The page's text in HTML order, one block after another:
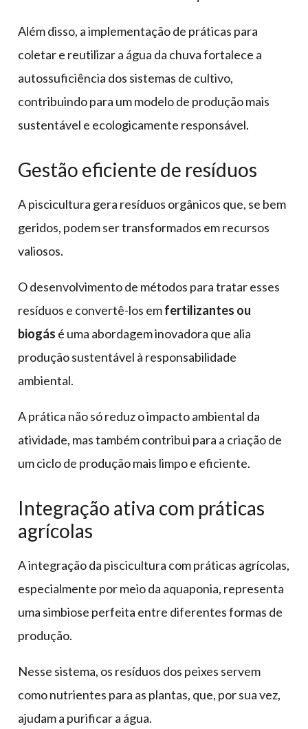
Além disso, a implementação de práticas para
coletar e reutilizar a água da chuva fortalece a
autossuficiência dos sistemas de cultivo,
contribuindo para um modelo de produção mais
sustentável e ecologicamente responsável.
Gestão eficiente de resíduos
A piscicultura gera resíduos orgânicos que, se bem
geridos, podem ser transformados em recursos
valiosos.
O desenvolvimento de métodos para tratar esses
resíduos e convertê-los emfertilizantes ou
biogás é uma abordagem inovadora que alia
produção sustentável à responsabilidade
ambiental.
A prática não só reduz o impacto ambiental da
atividade, mas também contribui para a criação de
um ciclo de produção mais limpo e eficiente.
Integração ativa com práticas
agrícolas
A integração da piscicultura com práticas agrícolas,
especialmente por meio da aquaponia, representa
uma simbiose perfeita entre diferentes formas de
produção.
Nesse sistema, os resíduos dos peixes servem
como nutrientes para as plantas, que, por sua vez,
ajudam a purificar a água.